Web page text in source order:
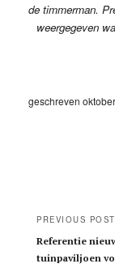
de timmerman.
weergegeven
geschreven
PREVIOUS POST
Referentie
tuinpaviljoen